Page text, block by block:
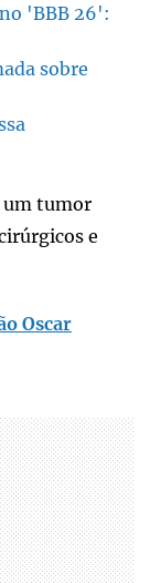
'BBB 26':
sobre
um tumor
e
Oscar